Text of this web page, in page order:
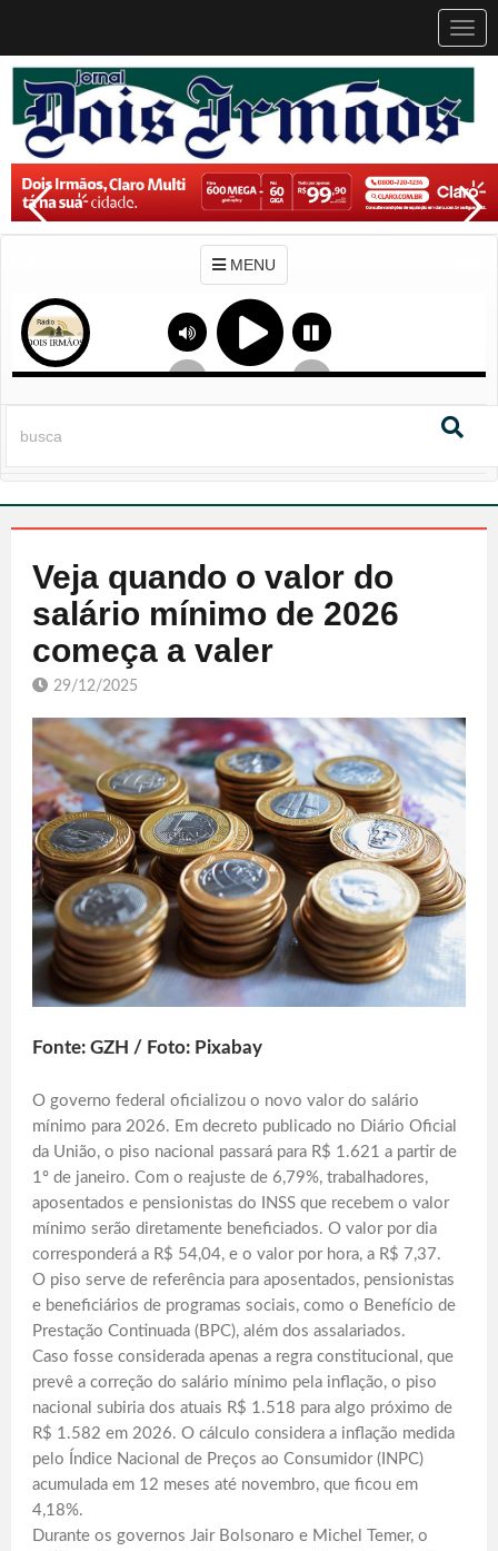
MENU
Veja quando o valor do
salário mínimo de 2026
começa a valer
29/12/2025
Fonte: GZH / Foto: Pixabay
O governo federal oficializou o novo valor do salário
mínimo para 2026. Em decreto publicado no Diário Oficial
da União, o piso nacional passará para R$ 1.621 a partir de
1º de janeiro. Com o reajuste de 6,79%, trabalhadores,
aposentados e pensionistas do INSS que recebem o valor
mínimo serão diretamente beneficiados. O valor por dia
corresponderá a R$ 54,04, e o valor por hora, a R$ 7,37.
O piso serve de referência para aposentados, pensionistas
e beneficiários de programas sociais, como o Benefício de
Prestação Continuada (BPC), além dos assalariados.
Caso fosse considerada apenas a regra constitucional, que
prevê a correção do salário mínimo pela inflação, o piso
nacional subiria dos atuais R$ 1.518 para algo próximo de
R$ 1.582 em 2026. O cálculo considera a inflação medida
pelo Índice Nacional de Preços ao Consumidor (INPC)
acumulada em 12 meses até novembro, que ficou em
4,18%.
Durante os governos Jair Bolsonaro e Michel Temer, o